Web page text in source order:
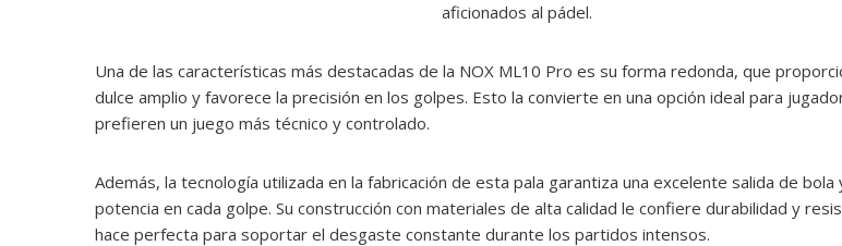
aficionados al pádel.
Una de las características más destacadas de la NOX ML10 Pro es su forma redonda, que
dulce amplio y favorece la precisión en los golpes. Esto la convierte en una opción ideal para
prefieren un juego más técnico y controlado.
Además, la tecnología utilizada en la fabricación de esta pala garantiza una excelente salida de bola
potencia en cada golpe. Su construcción con materiales de alta calidad le confiere durabilidad y
hace perfecta para soportar el desgaste constante durante los partidos intensos.